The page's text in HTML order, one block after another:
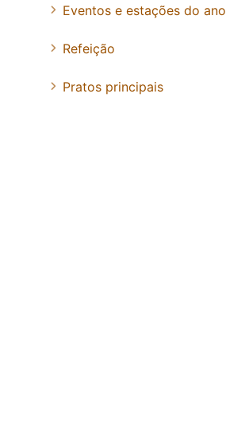
Eventos e estações do ano
Refeição
Pratos principais